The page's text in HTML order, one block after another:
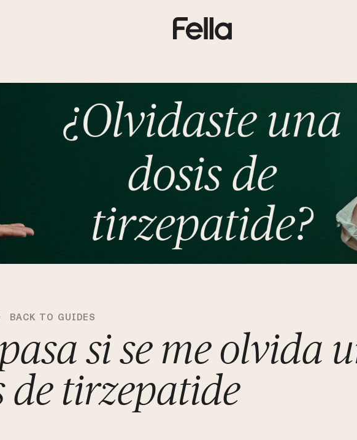
BACK TO GUIDES
si se me olvida
de tirzepatide